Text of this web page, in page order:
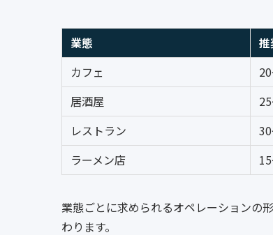
業態
カフェ
居酒屋
レストラン
ラーメン店
業態ごとに求められるオペレーションの
わります。